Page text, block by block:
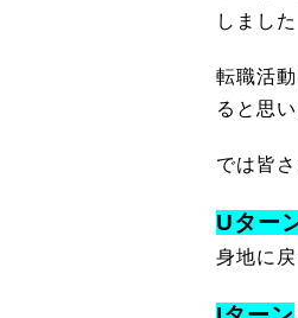
しました
転職活
ると思い
では皆
Uター
身地に